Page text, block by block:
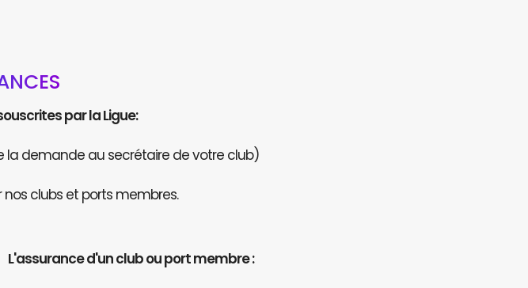
par la Ligue:
la demande au secrétaire de votre club)
clubs et ports membres.
L'assurance d'un club ou port membre :